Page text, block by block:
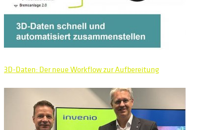
3D-Daten: Der neue Workflow zur Aufbereitung